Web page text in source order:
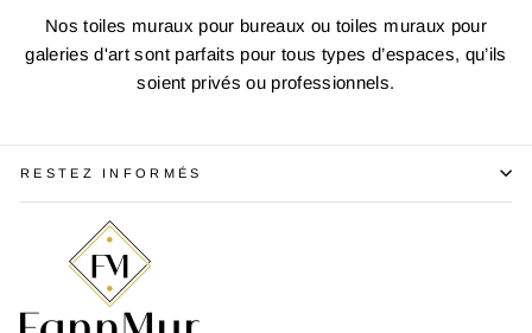
Nos toiles muraux pour bureaux ou toiles muraux pour
galeries d'art sont parfaits pour tous types d’espaces, qu’ils
soient privés ou professionnels.
RESTEZ INFORMÉS